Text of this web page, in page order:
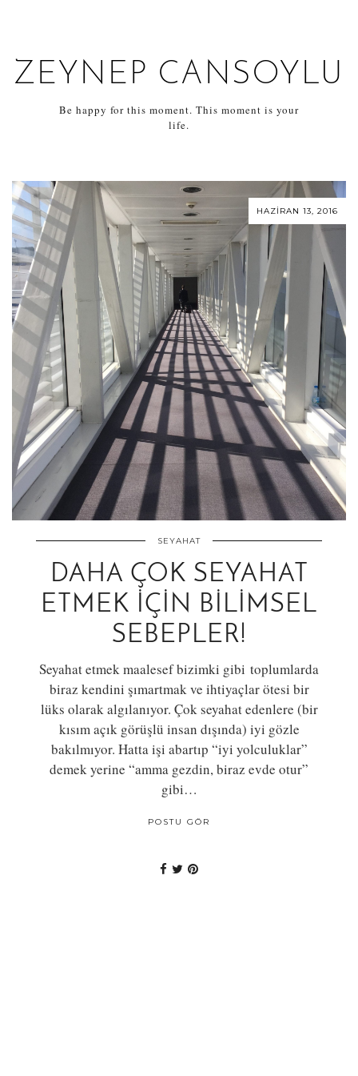
ZEYNEP CANSOYLU
Be happy for this moment. This moment is your
life.
HAZIRAN 13, 2016
SEYAHAT
DAHA ÇOK SEYAHAT
ETMEK İÇIN BILIMSEL
SEBEPLER!
Seyahat etmek maalesef bizimki gibi toplumlarda
biraz kendini şımartmak ve ihtiyaçlar ötesi bir
lüks olarak algılanıyor. Çok seyahat edenlere (bir
kısım açık görüşlü insan dışında) iyi gözle
bakılmıyor. Hatta işi abartıp “iyi yolculuklar”
demek yerine “amma gezdin, biraz evde otur”
gibi…
POSTU GÖR